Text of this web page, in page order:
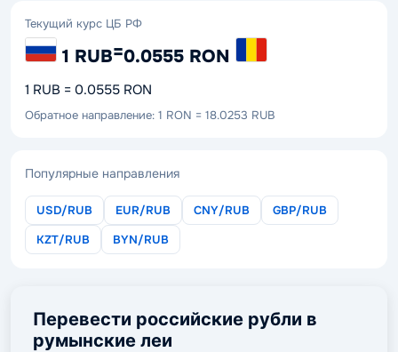
Текущий курс ЦБ РФ
1 RUB=0.0555 RON
1 RUB = 0.0555 RON
Обратное направление: 1 RON = 18.0253 RUB
Популярные направления
USD/RUB EUR/RUB CNY/RUB
GBP/RUB
KZT/RUB
BYN/RUB
Перевести российские рубли в
румынские леи